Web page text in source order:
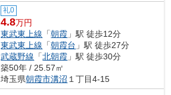
礼0
4.8万円
東武東上線 「朝霞 」駅 徒歩12分
東武東上線 「朝霞台 」駅 徒歩27分
武蔵野線 「北朝霞 」駅 徒歩30分
築50年 / 25.57㎡
埼玉県朝霞市溝沼 １丁目4-15